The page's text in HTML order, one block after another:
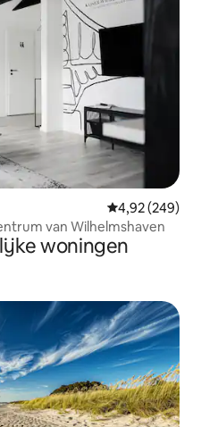
Gemiddelde
4,92 (249)
van Wilhelmshaven
woningen